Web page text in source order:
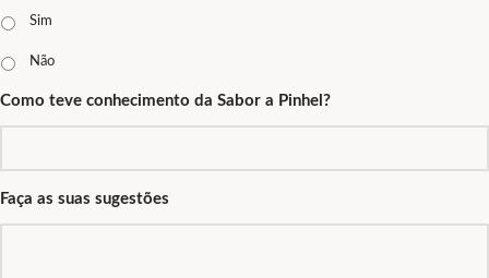
Sim
Não
Como teve conhecimento da Sabor a Pinhel?
Faça as suas sugestões